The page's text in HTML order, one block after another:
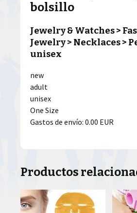
bolsillo
Jewelry & Watches >
Jewelry > Necklaces >
unisex
new
adult
unisex
One Size
Gastos de envío: 0.00 EUR
Productos